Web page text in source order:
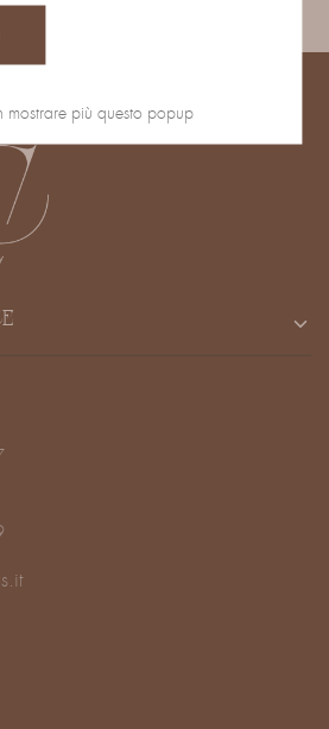
mostrare più questo popup